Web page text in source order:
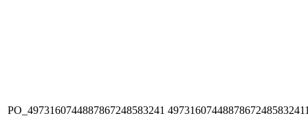
PO_4973160744887867248583241